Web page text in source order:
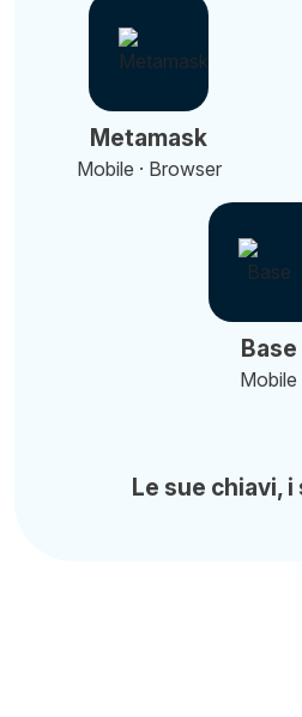
Metamask
Mobile · Browser
Base
Mobile
Le sue chiavi, i